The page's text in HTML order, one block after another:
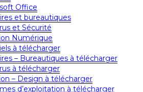
Office
et bureautiques
et Sécurité
Numérique
à télécharger
– Bureautiques à télécharger
à télécharger
– Design à télécharger
d’exploitation à télécharger